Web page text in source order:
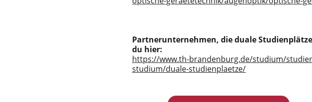
Partnerunternehmen, die duale
du hier:
https://www.th-brandenburg.de/studium/
studium/duale-studienplaetze/